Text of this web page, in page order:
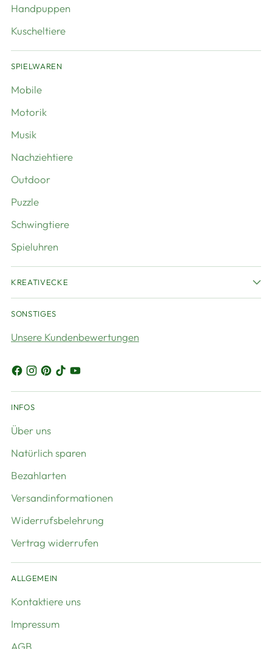
Handpuppen
Kuscheltiere
SPIELWAREN
Mobile
Motorik
Musik
Nachziehtiere
Outdoor
Puzzle
Schwingtiere
Spieluhren
KREATIVECKE
SONSTIGES
Unsere Kundenbewertungen
INFOS
Über uns
Natürlich sparen
Bezahlarten
Versandinformationen
Widerrufsbelehrung
Vertrag widerrufen
ALLGEMEIN
Kontaktiere uns
Impressum
AGB